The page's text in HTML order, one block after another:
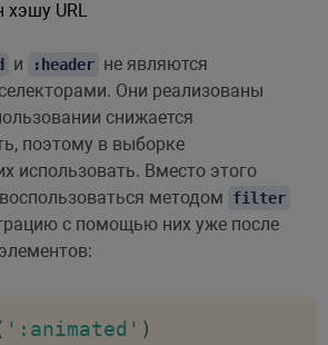
хэшу URL
и :header не являются
Они реализованы
снижается
поэтому в выборке
использовать. Вместо этого
методом
filter
с помощью них уже после
':animated' )